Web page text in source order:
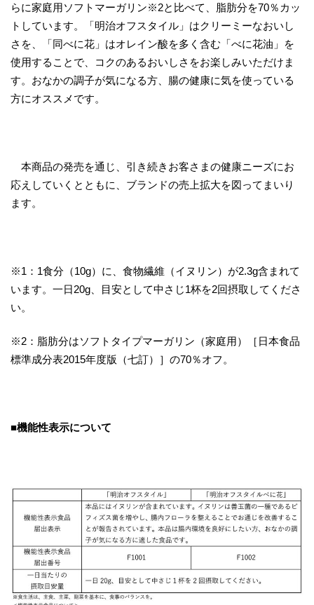
らに家庭用ソフトマーガリン※2と比べて、脂肪分を70％カッ
トしています。「明治オフスタイル」はクリーミーなおいし
さを、「同べに花」はオレイン酸を多く含む「べに花油」を
使用することで、コクのあるおいしさをお楽しみいただけま
す。おなかの調子が気になる方、腸の健康に気を使っている
方にオススメです。
本商品の発売を通じ、引き続きお客さまの健康ニーズにお
応えしていくとともに、ブランドの売上拡大を図ってまいり
ます。
※1：1食分（10g）に、食物繊維（イヌリン）が2.3g含まれて
います。一日20g、目安として中さじ1杯を2回摂取してくださ
い。
※2：脂肪分はソフトタイプマーガリン（家庭用）［日本食品
標準成分表2015年度版（七訂）］の70％オフ。
■機能性表示について